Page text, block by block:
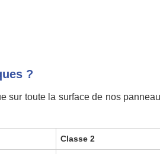
?
toute la surface de nos
Classe 2